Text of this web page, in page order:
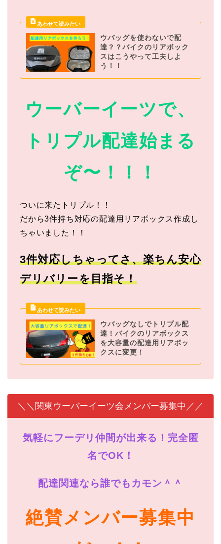
ウバッグを使わないで配
達？？バイクのリアボック
スはこうやって工夫しよ
う！！
ウーバーイーツで、
トリプル配達始まる
ぞ〜！！！
ついに来たトリプル！！
だから3件持ち対応の配達用リアボックス作成し
ちゃいました！！
3件対応しちゃってさ、楽ちん安心
デリバリーを目指そ！
ウバッグなしでトリプル配
達！バイクのリアボックス
を大容量の配達用リアボッ
クスに変更！
＼＼関東ウーバーイーツ会メンバー募集中／／
気軽にフーデリ仲間が出来る！完全匿
名でOK！
配達関連なら誰でもカモン＾＾
絶賛メンバー募集中